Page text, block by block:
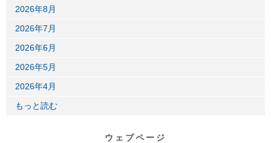
2026年8月
2026年7月
2026年6月
2026年5月
2026年4月
もっと読む
ウェブページ